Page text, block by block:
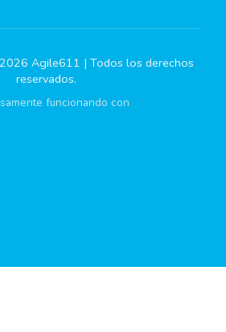
Agile611 | Todos los derechos
reservados.
funcionando con